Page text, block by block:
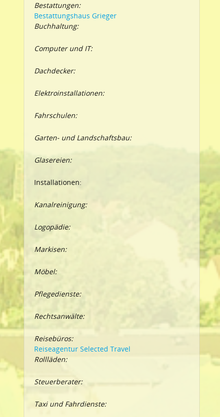
Bestattungen:
Bestattungshaus Grieger
Buchhaltung:
Computer und IT:
Dachdecker:
Elektroinstallationen:
Fahrschulen:
Garten- und Landschaftsbau:
Glasereien:
Installationen:
Kanalreinigung:
Logopädie:
Markisen:
Möbel:
Pflegedienste:
Rechtsanwälte:
Reisebüros:
Reiseagentur Selected Travel
Rollläden:
Steuerberater:
Taxi und Fahrdienste: